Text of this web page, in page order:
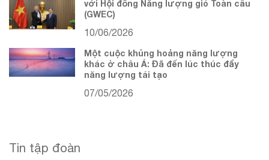
với Hội đồng Năng lượng gió Toàn cầu
(GWEC)
10/06/2026
Một cuộc khủng hoảng năng lượng
khác ở châu Á: Đã đến lúc thúc đẩy
năng lượng tái tạo
07/05/2026
Tin tập đoàn